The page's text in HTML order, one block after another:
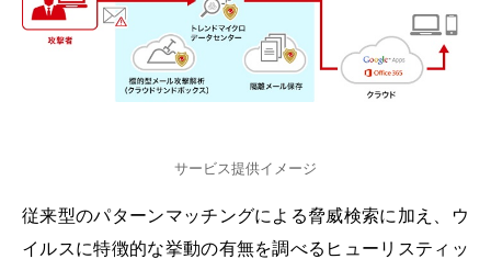
サービス提供イメージ
従来型のパターンマッチングによる脅威検索に加え、ウ
イルスに特徴的な挙動の有無を調べるヒューリスティッ